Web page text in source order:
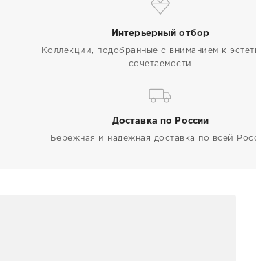
Интерьерный отбор
Коллекции, подобранные с вниманием к
сочетаемости
Доставка по России
Бережная и надежная доставка по всей